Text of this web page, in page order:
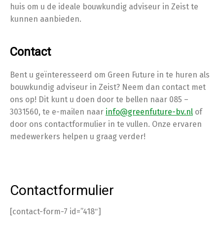
huis om u de ideale bouwkundig adviseur in Zeist te
kunnen aanbieden.
Contact
Bent u geïnteresseerd om Green Future in te huren als
bouwkundig adviseur in Zeist? Neem dan contact met
ons op! Dit kunt u doen door te bellen naar 085 –
3031560, te e-mailen naar info@greenfuture-bv.nl of
door ons contactformulier in te vullen. Onze ervaren
medewerkers helpen u graag verder!
Contactformulier
[contact-form-7 id=”418″]